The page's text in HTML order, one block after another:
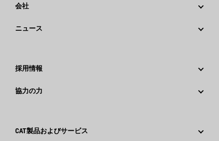
会社
行動規範
イノベーション
ニュース
メディア情報
採用情報
Caterpillar社を選ぶ理由
協力の力
サプライヤ
CAT製品およびサービス